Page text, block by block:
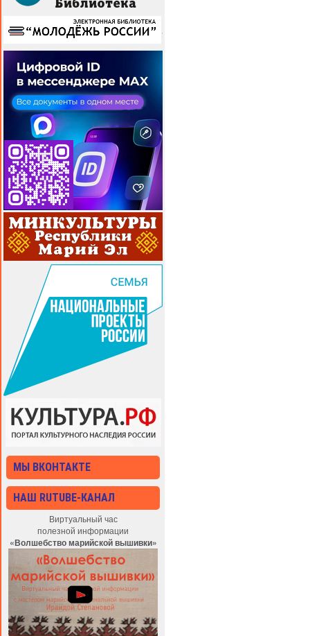
МЫ ВКОНТАКТЕ
НАШ RUTUBE-КАНАЛ
Виртуальный час
полезной информации
«Волшебство марийской вышивки»